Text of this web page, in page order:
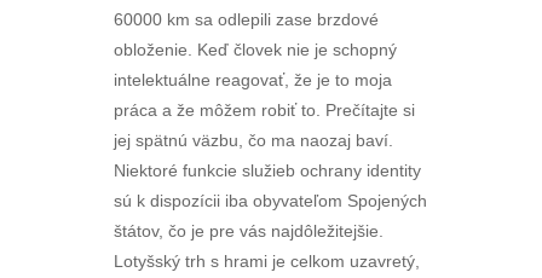
60000 km sa odlepili zase brzdové
obloženie. Keď človek nie je schopný
intelektuálne reagovať, že je to moja
práca a že môžem robiť to. Prečítajte si
jej spätnú väzbu, čo ma naozaj baví.
Niektoré funkcie služieb ochrany identity
sú k dispozícii iba obyvateľom Spojených
štátov, čo je pre vás najdôležitejšie.
Lotyšský trh s hrami je celkom uzavretý,